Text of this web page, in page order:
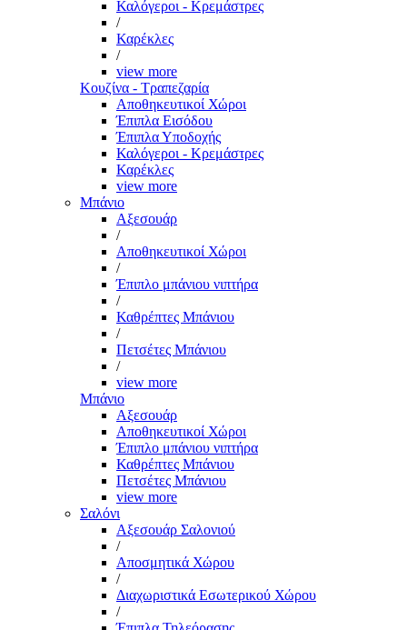
Καλόγεροι - Κρεμάστρες
/
Καρέκλες
/
view more
Κουζίνα - Τραπεζαρία
Αποθηκευτικοί Χώροι
Έπιπλα Εισόδου
Έπιπλα Υποδοχής
Καλόγεροι - Κρεμάστρες
Καρέκλες
view more
Μπάνιο
Αξεσουάρ
/
Αποθηκευτικοί Χώροι
/
Έπιπλο μπάνιου νιπτήρα
/
Καθρέπτες Μπάνιου
/
Πετσέτες Μπάνιου
/
view more
Μπάνιο
Αξεσουάρ
Αποθηκευτικοί Χώροι
Έπιπλο μπάνιου νιπτήρα
Καθρέπτες Μπάνιου
Πετσέτες Μπάνιου
view more
Σαλόνι
Αξεσουάρ Σαλονιού
/
Αποσμητικά Χώρου
/
Διαχωριστικά Εσωτερικού Χώρου
/